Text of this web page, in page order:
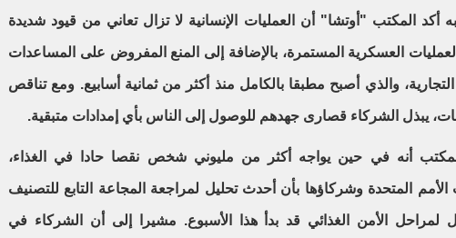
أكد المكتب "أوتشا" أن العمليات الإنسانية لا تزال تعاني من قيود شديدة
العسكرية المستمرة، بالإضافة إلى المنع المفروض على المساعدات
والذي أصبح مطبقا بالكامل منذ أكثر من ثمانية أسابيع. ومع تناقص
يبذل الشركاء قصارى جهدهم للوصول إلى الناس بأي إمدادات متبقية.
أنه في حين يواجه أكثر من مليوني شخص نقصا حادا في الغذاء،
المتحدة وشركاؤها بأن أحدث تحليل لمراجعة المجاعة التابع للتصنيف
لمراحل الأمن الغذائي قد بدأ هذا الأسبوع. مشيرا إلى أن الشركاء في